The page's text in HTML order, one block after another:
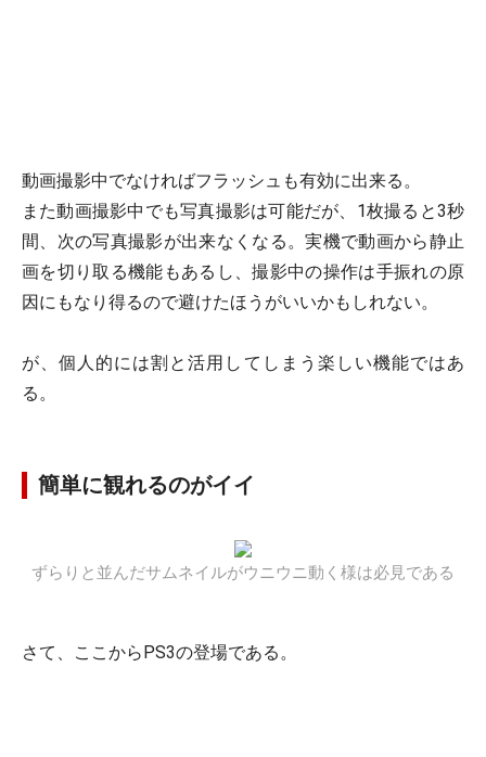
動画撮影中でなければフラッシュも有効に出来る。
また動画撮影中でも写真撮影は可能だが、1枚撮ると3秒
間、次の写真撮影が出来なくなる。実機で動画から静止
画を切り取る機能もあるし、撮影中の操作は手振れの原
因にもなり得るので避けたほうがいいかもしれない。
が、個人的には割と活用してしまう楽しい機能ではあ
る。
簡単に観れるのがイイ
ずらりと並んだサムネイルがウニウニ動く様は必見である
さて、ここからPS3の登場である。